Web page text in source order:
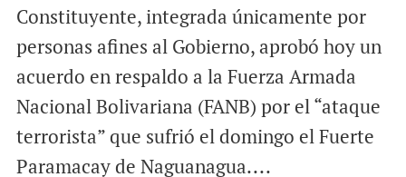
Constituyente, integrada únicamente por
personas afines al Gobierno, aprobó hoy un
acuerdo en respaldo a la Fuerza Armada
Nacional Bolivariana (FANB) por el “ataque
terrorista” que sufrió el domingo el Fuerte
Paramacay de Naguanagua....